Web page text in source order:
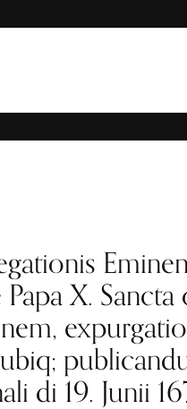
X.
di 19. Junii